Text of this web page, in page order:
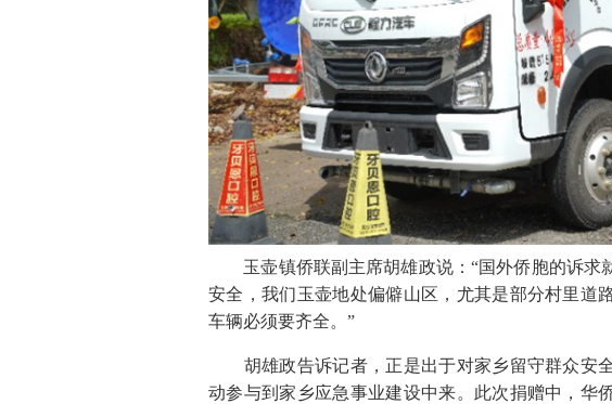
玉壶镇侨联副主席胡雄政说：“国外侨胞的诉求
安全，我们玉壶地处偏僻山区，尤其是部分村里道
车辆必须要齐全。”
胡雄政告诉记者，正是出于对家乡留守群众安
动参与到家乡应急事业建设中来。此次捐赠中，华